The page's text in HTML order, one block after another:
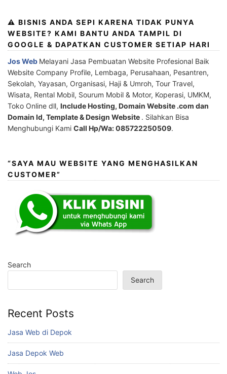
⚠️ BISNIS ANDA SEPI KARENA TIDAK PUNYA
WEBSITE? KAMI BANTU ANDA TAMPIL DI
GOOGLE & DAPATKAN CUSTOMER SETIAP HARI
Jos Web Melayani Jasa Pembuatan Website Profesional Baik
Website Company Profile, Lembaga, Perusahaan, Pesantren,
Sekolah, Yayasan, Organisasi, Haji & Umroh, Tour Travel,
Wisata, Rental Mobil, Sourum Mobil & Motor, Koperasi, UMKM,
Toko Online dll, Include Hosting, Domain Website .com dan
Domain Id, Template & Design Website . Silahkan Bisa
Menghubungi Kami Call Hp/Wa: 085722250509.
“SAYA MAU WEBSITE YANG MENGHASILKAN
CUSTOMER”
Search
Search
Recent Posts
Jasa Web di Depok
Jasa Depok Web